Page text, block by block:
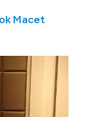
Macet